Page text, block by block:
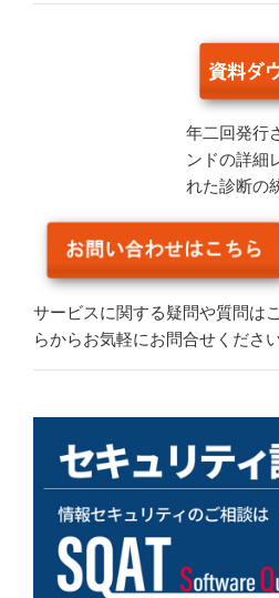
年二回発行
ンドの詳細
れた診断の
サービスに関する疑問や質問は
らからお気軽にお問合せください